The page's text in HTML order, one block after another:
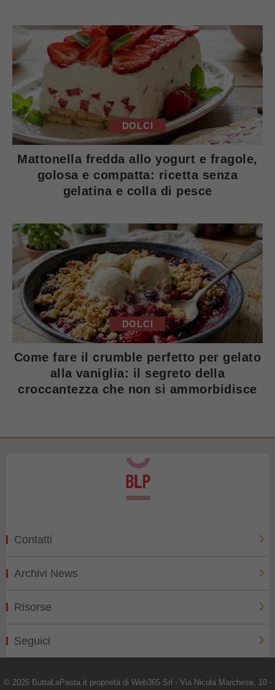
DOLCI
Mattonella fredda allo yogurt e fragole,
golosa e compatta: ricetta senza
gelatina e colla di pesce
DOLCI
Come fare il crumble perfetto per gelato
alla vaniglia: il segreto della
croccantezza che non si ammorbidisce
Contatti
Archivi News
Risorse
Seguici
© 2026 ButtaLaPasta.it proprietà di Web365 Srl - Via Nicola Marchese, 10 -